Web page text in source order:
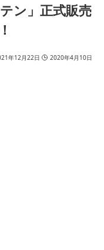
ン」正式販売
年12月22日 2020年4月10日